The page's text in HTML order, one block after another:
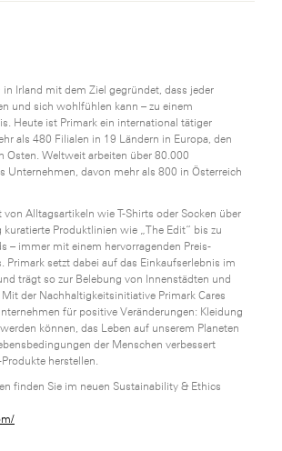
Irland mit dem Ziel gegründet, dass jeder
und sich wohlfühlen kann – zu einem
Heute ist Primark ein international tätiger
als 480 Filialen in 19 Ländern in Europa, den
Osten. Weltweit arbeiten über 80.000
Unternehmen, davon mehr als 800 in Österreich
Alltagsartikeln wie T-Shirts oder Socken über
Produktlinien wie „The Edit“ bis zu
– immer mit einem hervorragenden Preis-
Primark setzt dabei auf das Einkaufserlebnis im
trägt so zur Belebung von Innenstädten und
der Nachhaltigkeitsinitiative Primark Cares
für positive Veränderungen: Kleidung
können, das Leben auf unserem Planeten
der Menschen verbessert
herstellen.
finden Sie im neuen Sustainability & Ethics